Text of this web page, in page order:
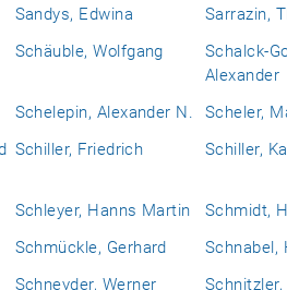
Sandys, Edwina Sarrazin,
Schäuble, Wolfgang
Schalck-
Alexander
Schelepin, Alexander N. Scheler,
Schiller, Friedrich Schiller,
Schleyer, Hanns Martin Schmidt,
Schmückle, Gerhard Schnabel,
Schneyder, Werner
Schnitzler,